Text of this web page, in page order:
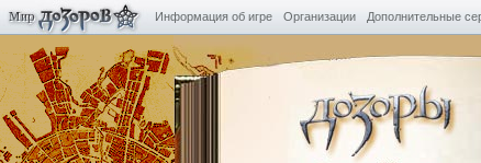
Информация об игре Организации Дополнительные